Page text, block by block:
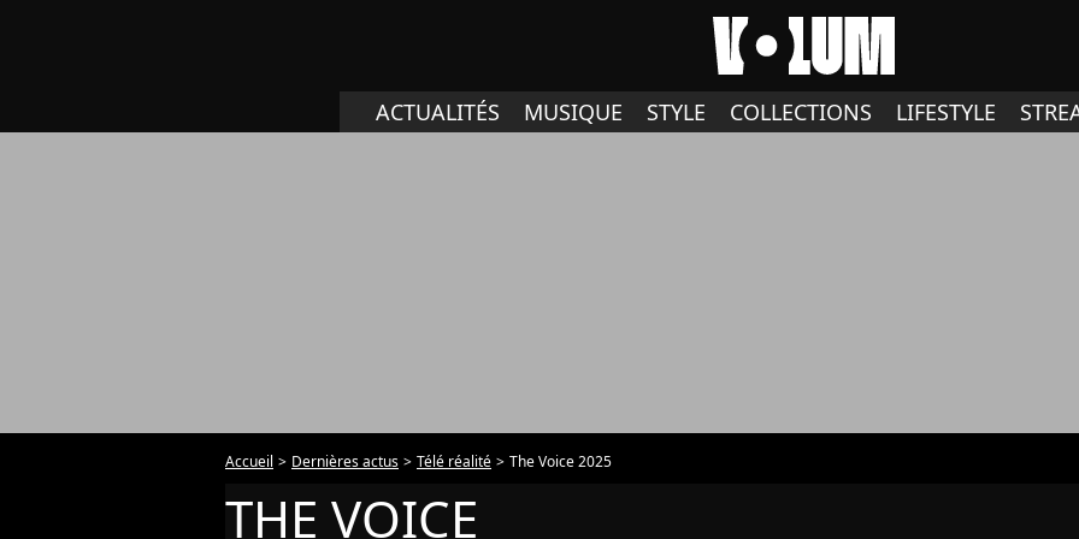
ACTUALITÉS MUSIQUE STYLE COLLECTIONS LIFESTYLE
Accueil Dernières actus Télé réalité The Voice 2025
THE VOICE